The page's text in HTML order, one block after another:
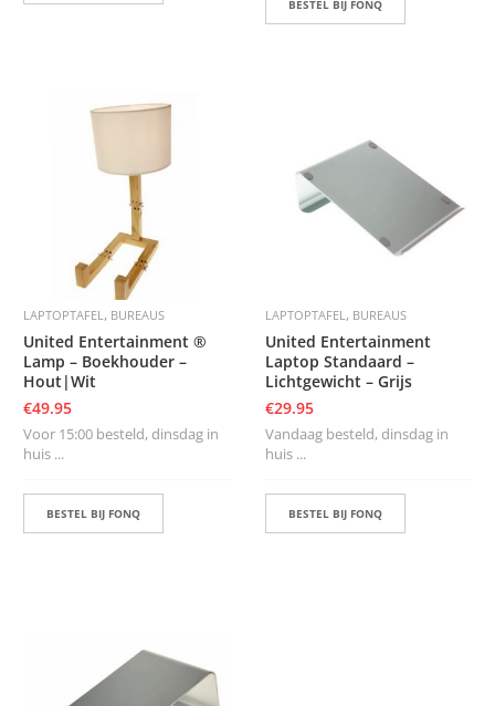
BESTEL BIJ FONQ
LAPTOPTAFEL, BUREAUS
United Entertainment ®
Lamp – Boekhouder –
Hout|Wit
€49.95
Voor 15:00 besteld, dinsdag in
huis ...
BESTEL BIJ FONQ
LAPTOPTAFEL, BUREAUS
United Entertainment
Laptop Standaard –
Lichtgewicht – Grijs
€29.95
Vandaag besteld, dinsdag in
huis ...
BESTEL BIJ FONQ